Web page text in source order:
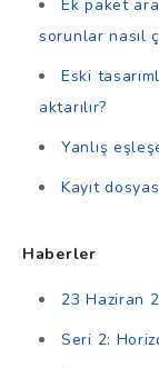
Ek paket
sorunlar nasıl
Eski
aktarılır?
Yanlış
Kayıt
Haberler
23 Haziran
Seri 2: